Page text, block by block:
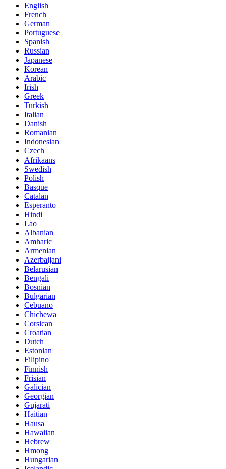
English
French
German
Portuguese
Spanish
Russian
Japanese
Korean
Arabic
Irish
Greek
Turkish
Italian
Danish
Romanian
Indonesian
Czech
Afrikaans
Swedish
Polish
Basque
Catalan
Esperanto
Hindi
Lao
Albanian
Amharic
Armenian
Azerbaijani
Belarusian
Bengali
Bosnian
Bulgarian
Cebuano
Chichewa
Corsican
Croatian
Dutch
Estonian
Filipino
Finnish
Frisian
Galician
Georgian
Gujarati
Haitian
Hausa
Hawaiian
Hebrew
Hmong
Hungarian